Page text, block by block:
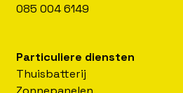
085 004 6149
Particuliere diensten
Thuisbatterij